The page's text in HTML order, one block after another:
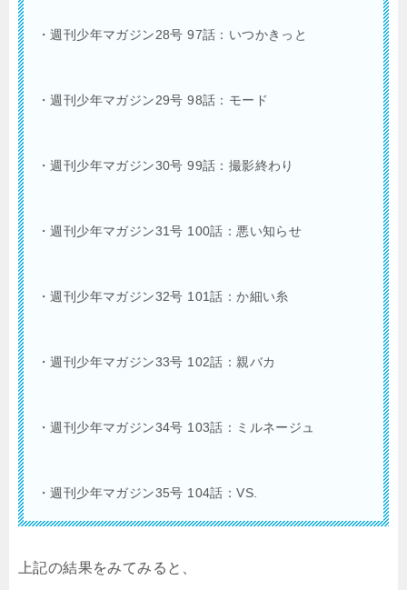
・週刊少年マガジン28号 97話：いつかきっと
・週刊少年マガジン29号 98話：モード
・週刊少年マガジン30号 99話：撮影終わり
・週刊少年マガジン31号 100話：悪い知らせ
・週刊少年マガジン32号 101話：か細い糸
・週刊少年マガジン33号 102話：親バカ
・週刊少年マガジン34号 103話：ミルネージュ
・週刊少年マガジン35号 104話：VS.
上記の結果をみてみると、